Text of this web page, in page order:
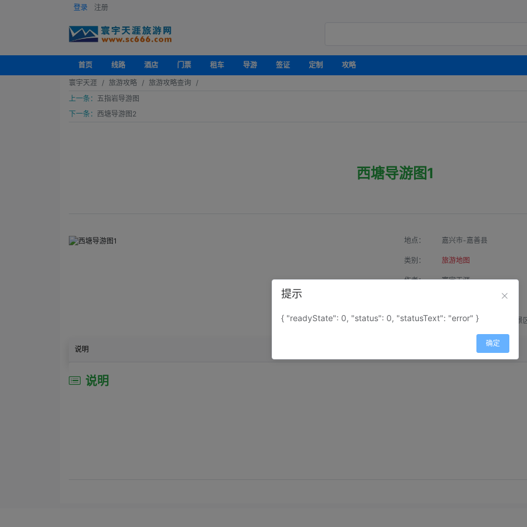
登录 注册
首页 线路 酒店 门票 租车 导游 签证 定制
攻略
寰宇天涯
旅游攻略
旅游攻略查询
上一条： 五指岩导游图
下一条： 西塘导游图2
西塘导游图1
地点： 嘉兴市-嘉善县
类别： 旅游地图
作者： 寰宇天涯
属性： 地图属性： 地图类型-景
说明
说明
提示
{ "readyState": 0, "status": 0, "statusText": "error" }
确定